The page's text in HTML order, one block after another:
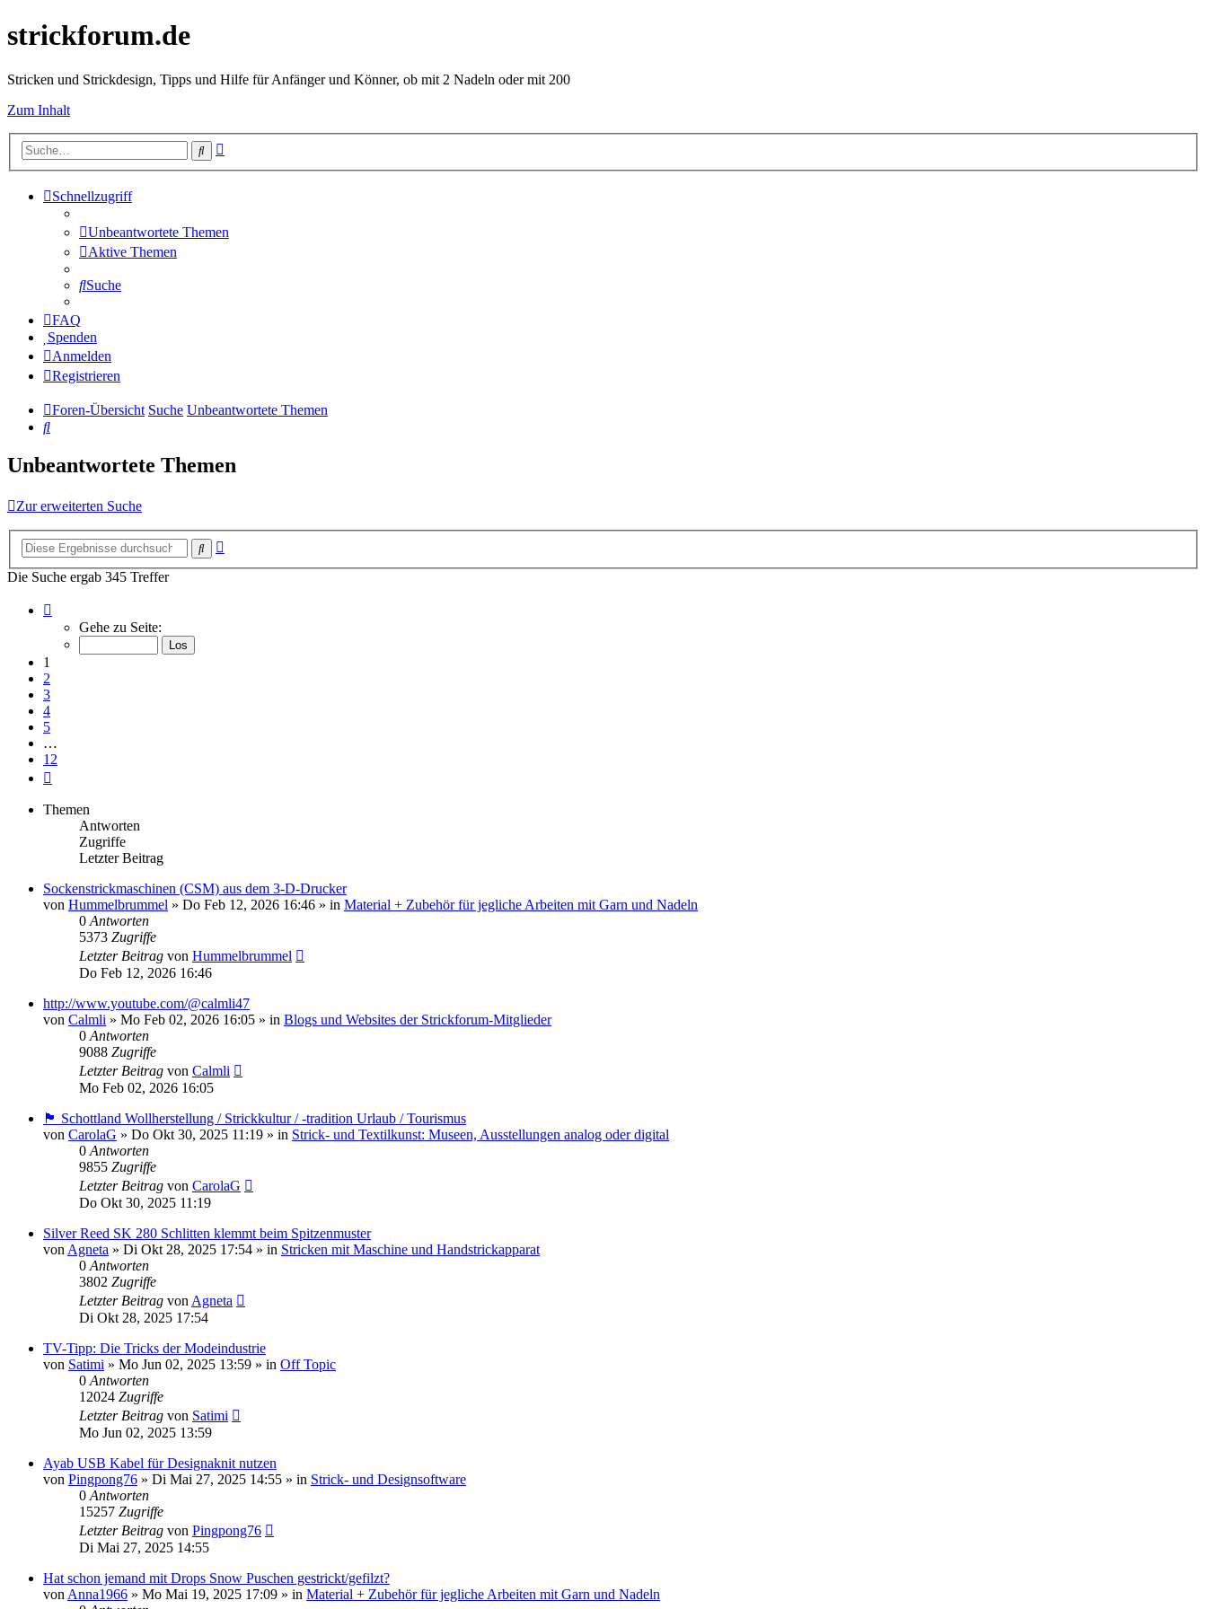
strickforum.de
Stricken und Strickdesign, Tipps und Hilfe für Anfänger und Könner, ob mit 2 Nadeln oder mit 200
Zum Inhalt
Suche
Schnellzugriff
Unbeantwortete Themen
Aktive Themen
Suche
FAQ
Spenden
Anmelden
Registrieren
Foren-Übersicht Suche Unbeantwortete Themen
Suche
Unbeantwortete Themen
Zur erweiterten Suche
Suche
Die Suche ergab 345 Treffer
von
Gehe zu Seite:
1
2
3
4
5
…
12
Themen
Antworten
Zugriffe
Letzter Beitrag
Sockenstrickmaschinen (CSM) aus dem 3-D-Drucker
von Hummelbrummel » Do Feb 12, 2026 16:46 » in Material + Zubehör für jegliche Arbeiten mit Garn und Nadeln
0 Antworten
5373 Zugriffe
Letzter Beitrag von Hummelbrummel
Do Feb 12, 2026 16:46
http://www.youtube.com/@calmli47
von Calmli » Mo Feb 02, 2026 16:05 » in Blogs und Websites der Strickforum-Mitglieder
0 Antworten
9088 Zugriffe
Letzter Beitrag von Calmli
Mo Feb 02, 2026 16:05
🏴󠁧󠁢󠁳󠁣󠁴󠁿 Schottland Wollherstellung / Strickkultur / -tradition Urlaub / Tourismus
von CarolaG » Do Okt 30, 2025 11:19 » in Strick- und Textilkunst: Museen, Ausstellungen analog oder digital
0 Antworten
9855 Zugriffe
Letzter Beitrag von CarolaG
Do Okt 30, 2025 11:19
Silver Reed SK 280 Schlitten klemmt beim Spitzenmuster
von Agneta » Di Okt 28, 2025 17:54 » in Stricken mit Maschine und Handstrickapparat
0 Antworten
3802 Zugriffe
Letzter Beitrag von Agneta
Di Okt 28, 2025 17:54
TV-Tipp: Die Tricks der Modeindustrie
von Satimi » Mo Jun 02, 2025 13:59 » in Off Topic
0 Antworten
12024 Zugriffe
Letzter Beitrag von Satimi
Mo Jun 02, 2025 13:59
Ayab USB Kabel für Designaknit nutzen
von Pingpong76 » Di Mai 27, 2025 14:55 » in Strick- und Designsoftware
0 Antworten
15257 Zugriffe
Letzter Beitrag von Pingpong76
Di Mai 27, 2025 14:55
Hat schon jemand mit Drops Snow Puschen gestrickt/gefilzt?
von Anna1966 » Mo Mai 19, 2025 17:09 » in Material + Zubehör für jegliche Arbeiten mit Garn und Nadeln